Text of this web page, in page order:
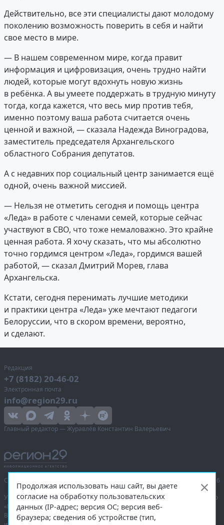
Действительно, все эти специалисты дают молодому
поколению возможность поверить в себя и найти
свое место в мире.
— В нашем современном мире, когда правит
информация и цифровизация, очень трудно найти
людей, которые могут вдохнуть новую жизнь
в ребёнка. А вы умеете поддержать в трудную минуту
тогда, когда кажется, что весь мир против тебя,
именно поэтому ваша работа считается очень
ценной и важной, — сказала Надежда Виноградова,
заместитель председателя Архангельского
областного Собрания депутатов.
А с недавних пор социальный центр занимается ещё
одной, очень важной миссией.
— Нельзя не отметить сегодня и помощь центра
«Леда» в работе с членами семей, которые сейчас
участвуют в СВО, что тоже немаловажно. Это крайне
ценная работа. Я хочу сказать, что мы абсолютно
точно гордимся центром «Леда», гордимся вашей
работой, — сказал Дмитрий Морев, глава
Архангельска.
Кстати, сегодня перенимать лучшие методики
и практики центра «Леда» уже мечтают педагоги
Белоруссии, что в скором времени, вероятно,
и сделают.
Редакция
+7 (8182) 20-46-02
Электронная почта
info@region29.ru
Главный редактор — Журавлёв Константин Валерьевич
Сетевое издание «Информационное агентство Регион 29»,
© 2016–2026
Учредитель — общество с ограниченной ответственностью «Агентство
«Правда Севера».
Выписка из реестра зарегистрированных средств массовой
Продолжая использовать наш сайт, вы даете
согласие на обработку пользовательских
данных (IP-адрес; версия ОС; версия веб-
браузера; сведения об устройстве (тип,